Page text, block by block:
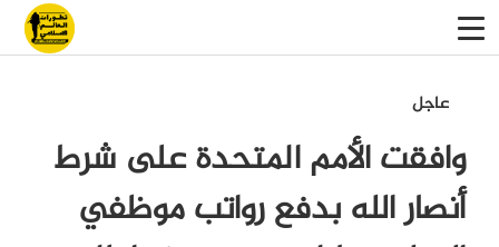
عاجل
وافقت الأمم المتحدة على شرط
أنصار الله بدفع رواتب موظفي